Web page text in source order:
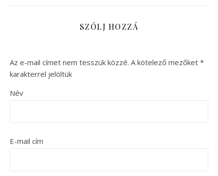
SZÓLJ HOZZÁ
Az e-mail címet nem tesszük közzé. A kötelező mezőket *
karakterrel jelöltük
Név
E-mail cím